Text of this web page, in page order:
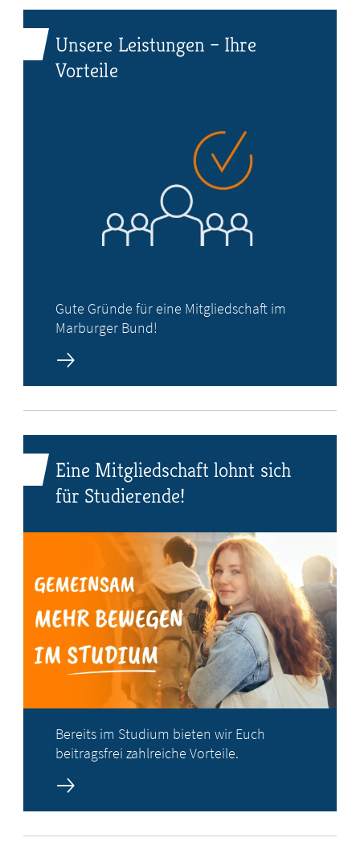
Unsere Leistungen – Ihre
Vorteile
Gute Gründe für eine Mitgliedschaft im
Marburger Bund!
Eine Mitgliedschaft lohnt sich
für Studierende!
Bereits im Studium bieten wir Euch
beitragsfrei zahlreiche Vorteile.